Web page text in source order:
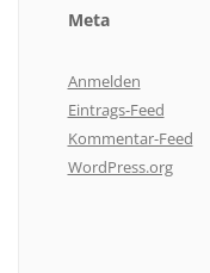
Meta
Anmelden
Eintrags-Feed
Kommentar-Feed
WordPress.org